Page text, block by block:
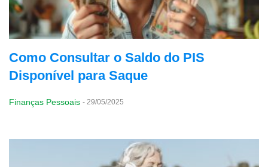
Como Consultar o Saldo do PIS
Disponível para Saque
Finanças Pessoais - 29/05/2025